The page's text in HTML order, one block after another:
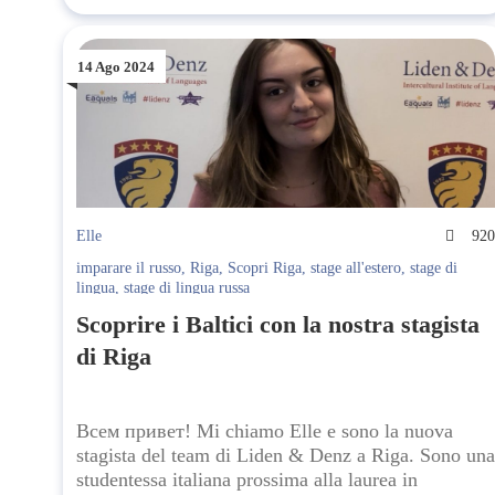
14 Ago 2024
Elle
920
imparare il russo, Riga, Scopri Riga, stage all'estero, stage di
lingua, stage di lingua russa
Scoprire i Baltici con la nostra stagista
di Riga
Всем привет! Mi chiamo Elle e sono la nuova
stagista del team di Liden & Denz a Riga. Sono una
studentessa italiana prossima alla laurea in